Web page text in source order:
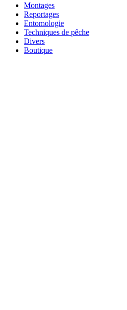
Montages
Reportages
Entomologie
Techniques de pêche
Divers
Boutique